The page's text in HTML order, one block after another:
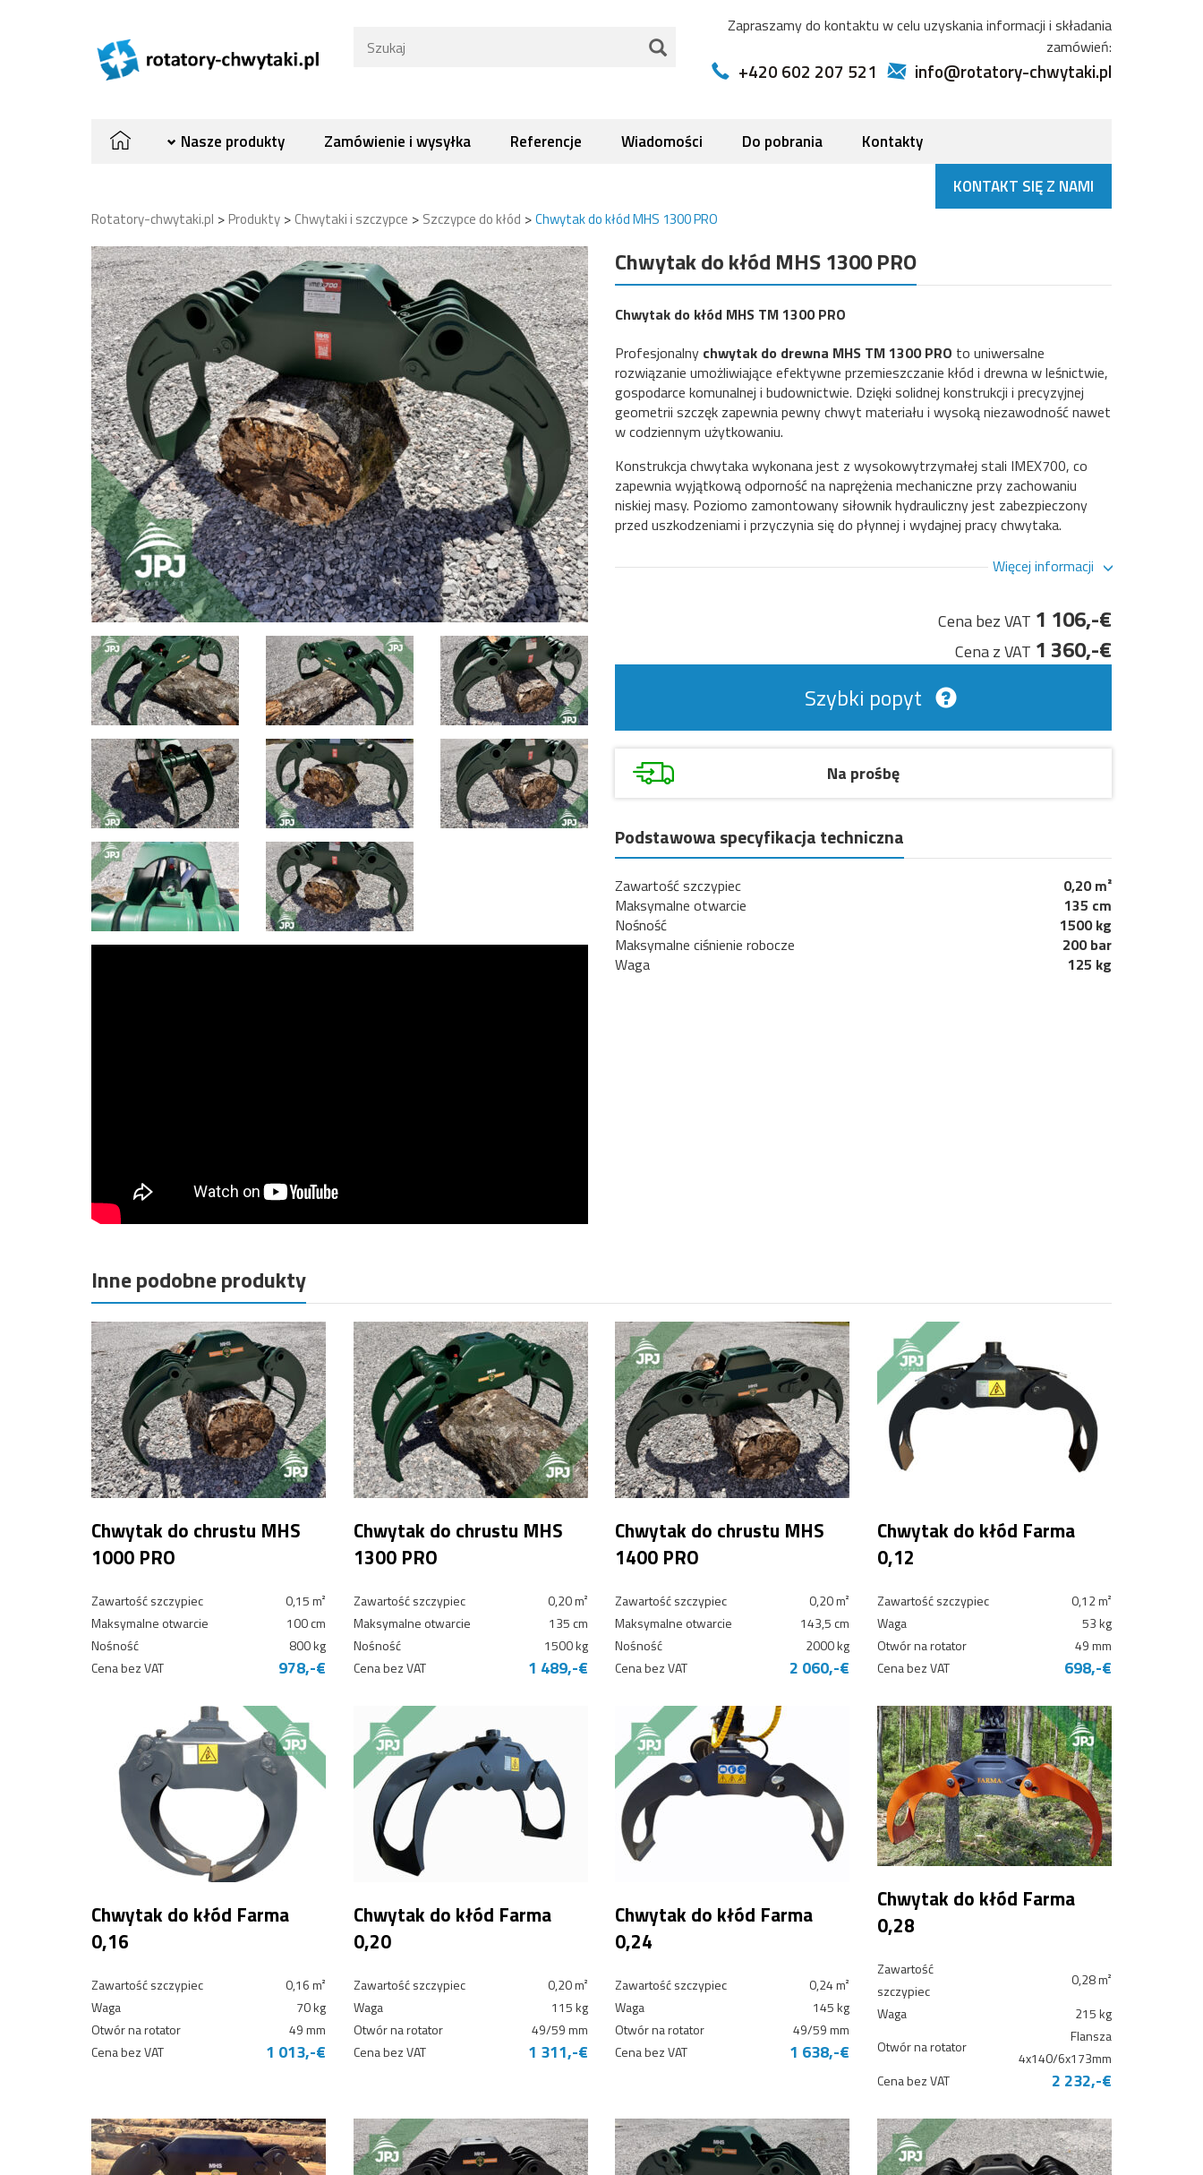
Zapraszamy do kontaktu w celu uzyskania informacji i składania
zamówień:
+420 602 207 521 info@rotatory-chwytaki.pl
Nasze produkty Zamówienie i wysyłka Referencje Wiadomości Do pobrania
Kontakty
KONTAKT SIĘ Z NAMI
Rotatory-chwytaki.pl >Produkty > Chwytaki i szczypce > Szczypce do kłód >Chwytak do kłód MHS 1300 PRO
Chwytak do kłód MHS 1300 PRO
Chwytak do kłód MHS TM 1300 PRO
Profesjonalny chwytak do drewna MHS TM 1300 PRO to uniwersalne
rozwiązanie umożliwiające efektywne przemieszczanie kłód i drewna w leśnictwie,
gospodarce komunalnej i budownictwie. Dzięki solidnej konstrukcji i precyzyjnej
geometrii szczęk zapewnia pewny chwyt materiału i wysoką niezawodność nawet
w codziennym użytkowaniu.
Konstrukcja chwytaka wykonana jest z wysokowytrzymałej stali IMEX700, co
zapewnia wyjątkową odporność na naprężenia mechaniczne przy zachowaniu
niskiej masy. Poziomo zamontowany siłownik hydrauliczny jest zabezpieczony
przed uszkodzeniami i przyczynia się do płynnej i wydajnej pracy chwytaka.
Więcej informacji
Cena bez VAT 1 106,-€
Cena z VAT 1 360,-€
Szybki popyt
Na prośbę
Podstawowa specyfikacja techniczna
Zawartość szczypiec
0,20 m²
Maksymalne otwarcie
135 cm
Nośność
1500 kg
Maksymalne ciśnienie robocze
200 bar
Waga
125 kg
Inne podobne produkty
Chwytak do chrustu MHS
1000 PRO
Zawartość szczypiec
0,15 m²
Maksymalne otwarcie
100 cm
Nośność
800 kg
Cena bez VAT
978,-€
Chwytak do chrustu MHS
1300 PRO
Zawartość szczypiec
0,20 m²
Maksymalne otwarcie
135 cm
Nośność
1500 kg
Cena bez VAT
1 489,-€
Chwytak do chrustu MHS
1400 PRO
Zawartość szczypiec
0,20 m²
Maksymalne otwarcie
143,5 cm
Nośność
2000 kg
Cena bez VAT
2 060,-€
Chwytak do kłód Farma
0,12
Zawartość szczypiec
0,12 m²
Waga
53 kg
Otwór na rotator
49 mm
Cena bez VAT
698,-€
Chwytak do kłód Farma
0,16
Zawartość szczypiec
0,16 m²
Waga
70 kg
Otwór na rotator
49 mm
Cena bez VAT
1 013,-€
Chwytak do kłód Farma
0,20
Zawartość szczypiec
0,20 m²
Waga
115 kg
Otwór na rotator
49/59 mm
Cena bez VAT
1 311,-€
Chwytak do kłód Farma
0,24
Zawartość szczypiec
0,24 m²
Waga
145 kg
Otwór na rotator
49/59 mm
Cena bez VAT
1 638,-€
Chwytak do kłód Farma
0,28
Zawartość
szczypiec
0,28 m²
Waga
215 kg
Otwór na rotator
Flansza
4x140/6x173mm
Cena bez VAT
2 232,-€